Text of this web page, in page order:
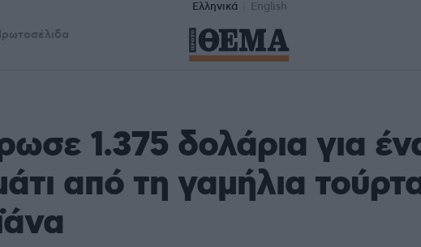
Ελληνικά English
1.375 δολάρια για
από τη γαμήλια